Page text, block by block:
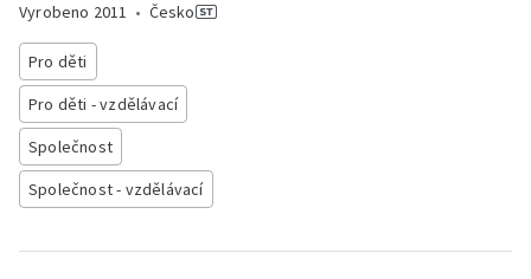
Vyrobeno 2011 • Česko
Pro děti
Pro děti - vzdělávací
Společnost
Společnost - vzdělávací